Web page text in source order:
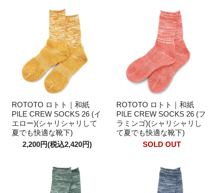
ROTOTO ロトト｜和紙
PILE CREW SOCKS 26 (イ
エロー)(シャリシャリして
夏でも快適な靴下)
2,200円(税込2,420円)
ROTOTO ロトト｜和紙
PILE CREW SOCKS 26 (フ
ラミンゴ)(シャリシャリし
て夏でも快適な靴下)
SOLD OUT